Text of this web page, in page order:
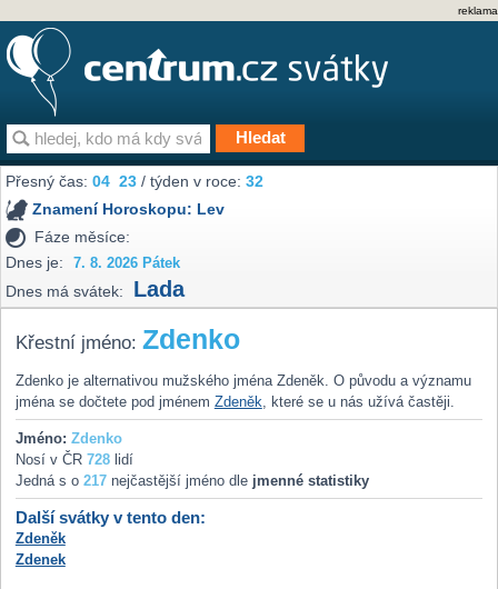
reklama
Přesný čas:04 23 / týden v roce:32
Znamení Horoskopu: Lev
Fáze měsíce:
Dnes je:
7. 8. 2026 Pátek
Dnes má svátek: Lada
Křestní jméno: Zdenko
Zdenko je alternativou mužského jména Zdeněk. O původu a významu
jména se dočtete pod jménem Zdeněk, které se u nás užívá častěji.
Jméno: Zdenko
Nosí v ČR 728lidí
Jedná s o 217nejčastější jméno dle jmenné statistiky
Další svátky v tento den:
Zdeněk
Zdenek